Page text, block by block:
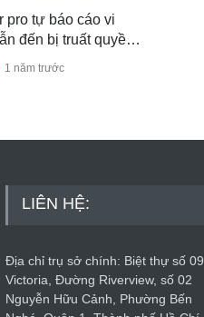
pro tự báo cáo vi
đến bị truất quyền
1 năm trước
LIÊN HỆ:
Địa chỉ trụ sở chính: Biệt thự số 09
Victoria, Đường Riverview, số 02
Nguyễn Hữu Cảnh, Phường Bến